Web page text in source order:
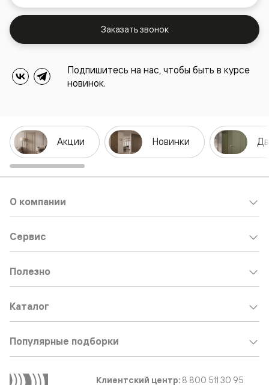
Заказать звонок
Подпишитесь на нас, чтобы быть в курсе
новинок.
Акции Новинки
О компании
Сервис
Полезно
Каталог
Популярные подборки
Клиентский центр: 8 800 511 30 95